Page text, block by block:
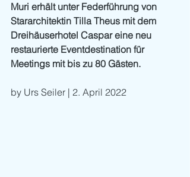
Muri erhält unter Federführung von
Stararchitektin Tilla Theus mit dem
Dreihäuserhotel Caspar eine neu
restaurierte Eventdestination für
Meetings mit bis zu 80 Gästen.
by Urs Seiler | 2. April 2022